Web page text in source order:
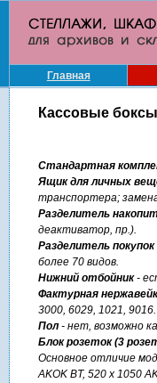
Главная
Кассовые
Стандартная
Ящик для личных
транспортера;
Разделитель
деактиватор, пр.).
Разделитель
более 70 видов.
Нижний отбойник-
Фактурная
3000, 6029, 1021, 9016.
Пол- нет, возможно
Блок розеток (3
Основное отличие
AKOK BT, 520 х 1050